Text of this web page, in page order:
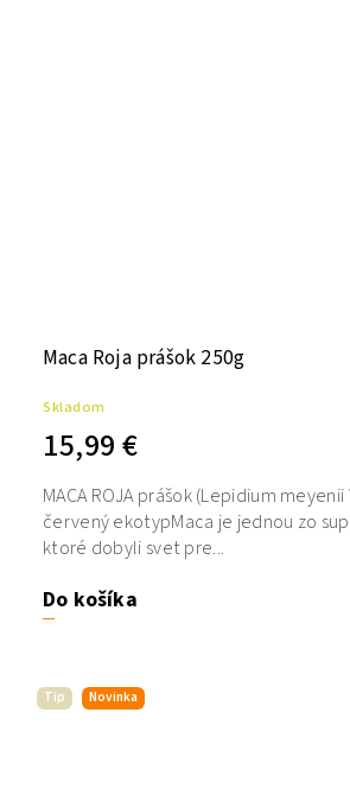
Maca Roja prášok 250g
Skladom
15,99 €
Do košíka
MACA ROJA prášok (Lepidium meyenii
červený ekotypMaca je jednou zo
ktoré dobyli svet pre...
Tip Novinka